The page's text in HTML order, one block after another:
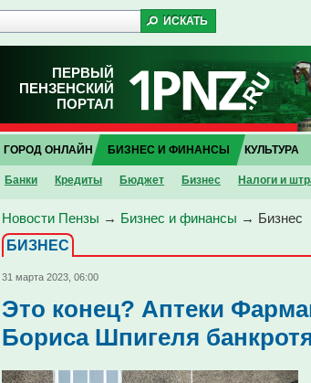
ПЕРВЫЙ
ПЕНЗЕНСКИЙ
ПОРТАЛ
ГОРОД ОНЛАЙН БИЗНЕС И ФИНАНСЫ
Банки Кредиты Бюджет Бизнес Налоги и
КУЛЬТУРА
Новости Пензы → Бизнес и финансы → Бизнес
БИЗНЕС
31 марта 2023, 06:00
Это конец? Аптеки
Бориса Шпигеля